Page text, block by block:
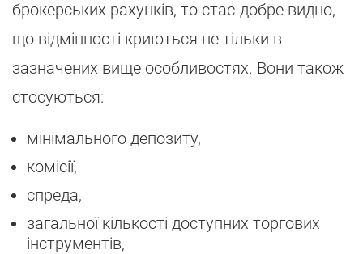
брокерських рахунків, то стає добре видно,
що відмінності криються не тільки в
зазначених вище особливостях. Вони також
стосуються:
мінімального депозиту,
комісії,
спреда,
загальної кількості доступних торгових
інструментів,